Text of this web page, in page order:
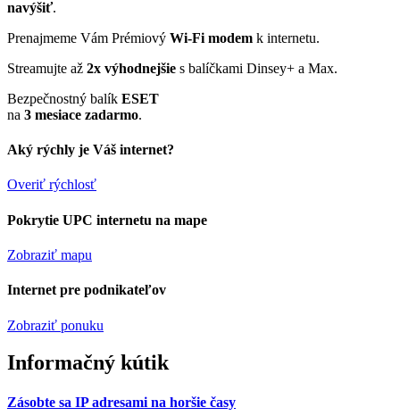
navýšiť.
Prenajmeme Vám Prémiový Wi-Fi modem k internetu.
Streamujte až 2x výhodnejšie s balíčkami Dinsey+ a Max.
Bezpečnostný balík ESET
na 3 mesiace zadarmo.
Aký rýchly je Váš internet?
Overiť rýchlosť
Pokrytie UPC internetu na mape
Zobraziť mapu
Internet pre podnikateľov
Zobraziť ponuku
Informačný kútik
Zásobte sa IP adresami na horšie časy